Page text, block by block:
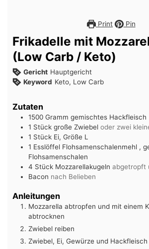
Print Pin
Frikadelle mit
(Low Carb / Keto)
Gericht Hauptgericht
Keyword Keto, Low Carb
Zutaten
1500 Gramm gemischtes Hackfleisch
1 Stück große Zwiebel oder zwei
1 Stück Ei, Größe L
1 Esslöffel Flohsamenschalenmehl ,
Flohsamenschalen
4 Stück Mozzarellakugeln abgetropft
Bacon nach Belieben
Anleitungen
Mozzarella abtropfen und mit einem
abtrocknen
Zwiebel reiben
Zwiebel, Ei, Gewürze und